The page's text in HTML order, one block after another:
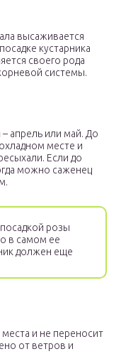
высаживается
кустарника
своего рода
системы.
апрель или май. До
месте и
Если до
можно саженец
розы
в самом ее
должен еще
и не переносит
от ветров и